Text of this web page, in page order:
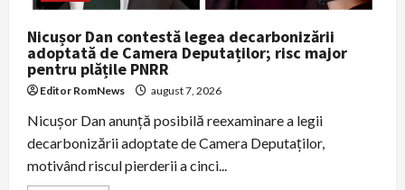
Nicușor Dan contestă legea decarbonizării
adoptată de Camera Deputaților; risc major
pentru plățile PNRR
Editor RomNews august 7, 2026
Nicușor Dan anunță posibilă reexaminare a legii
decarbonizării adoptate de Camera Deputaților,
motivând riscul pierderii a cinci...